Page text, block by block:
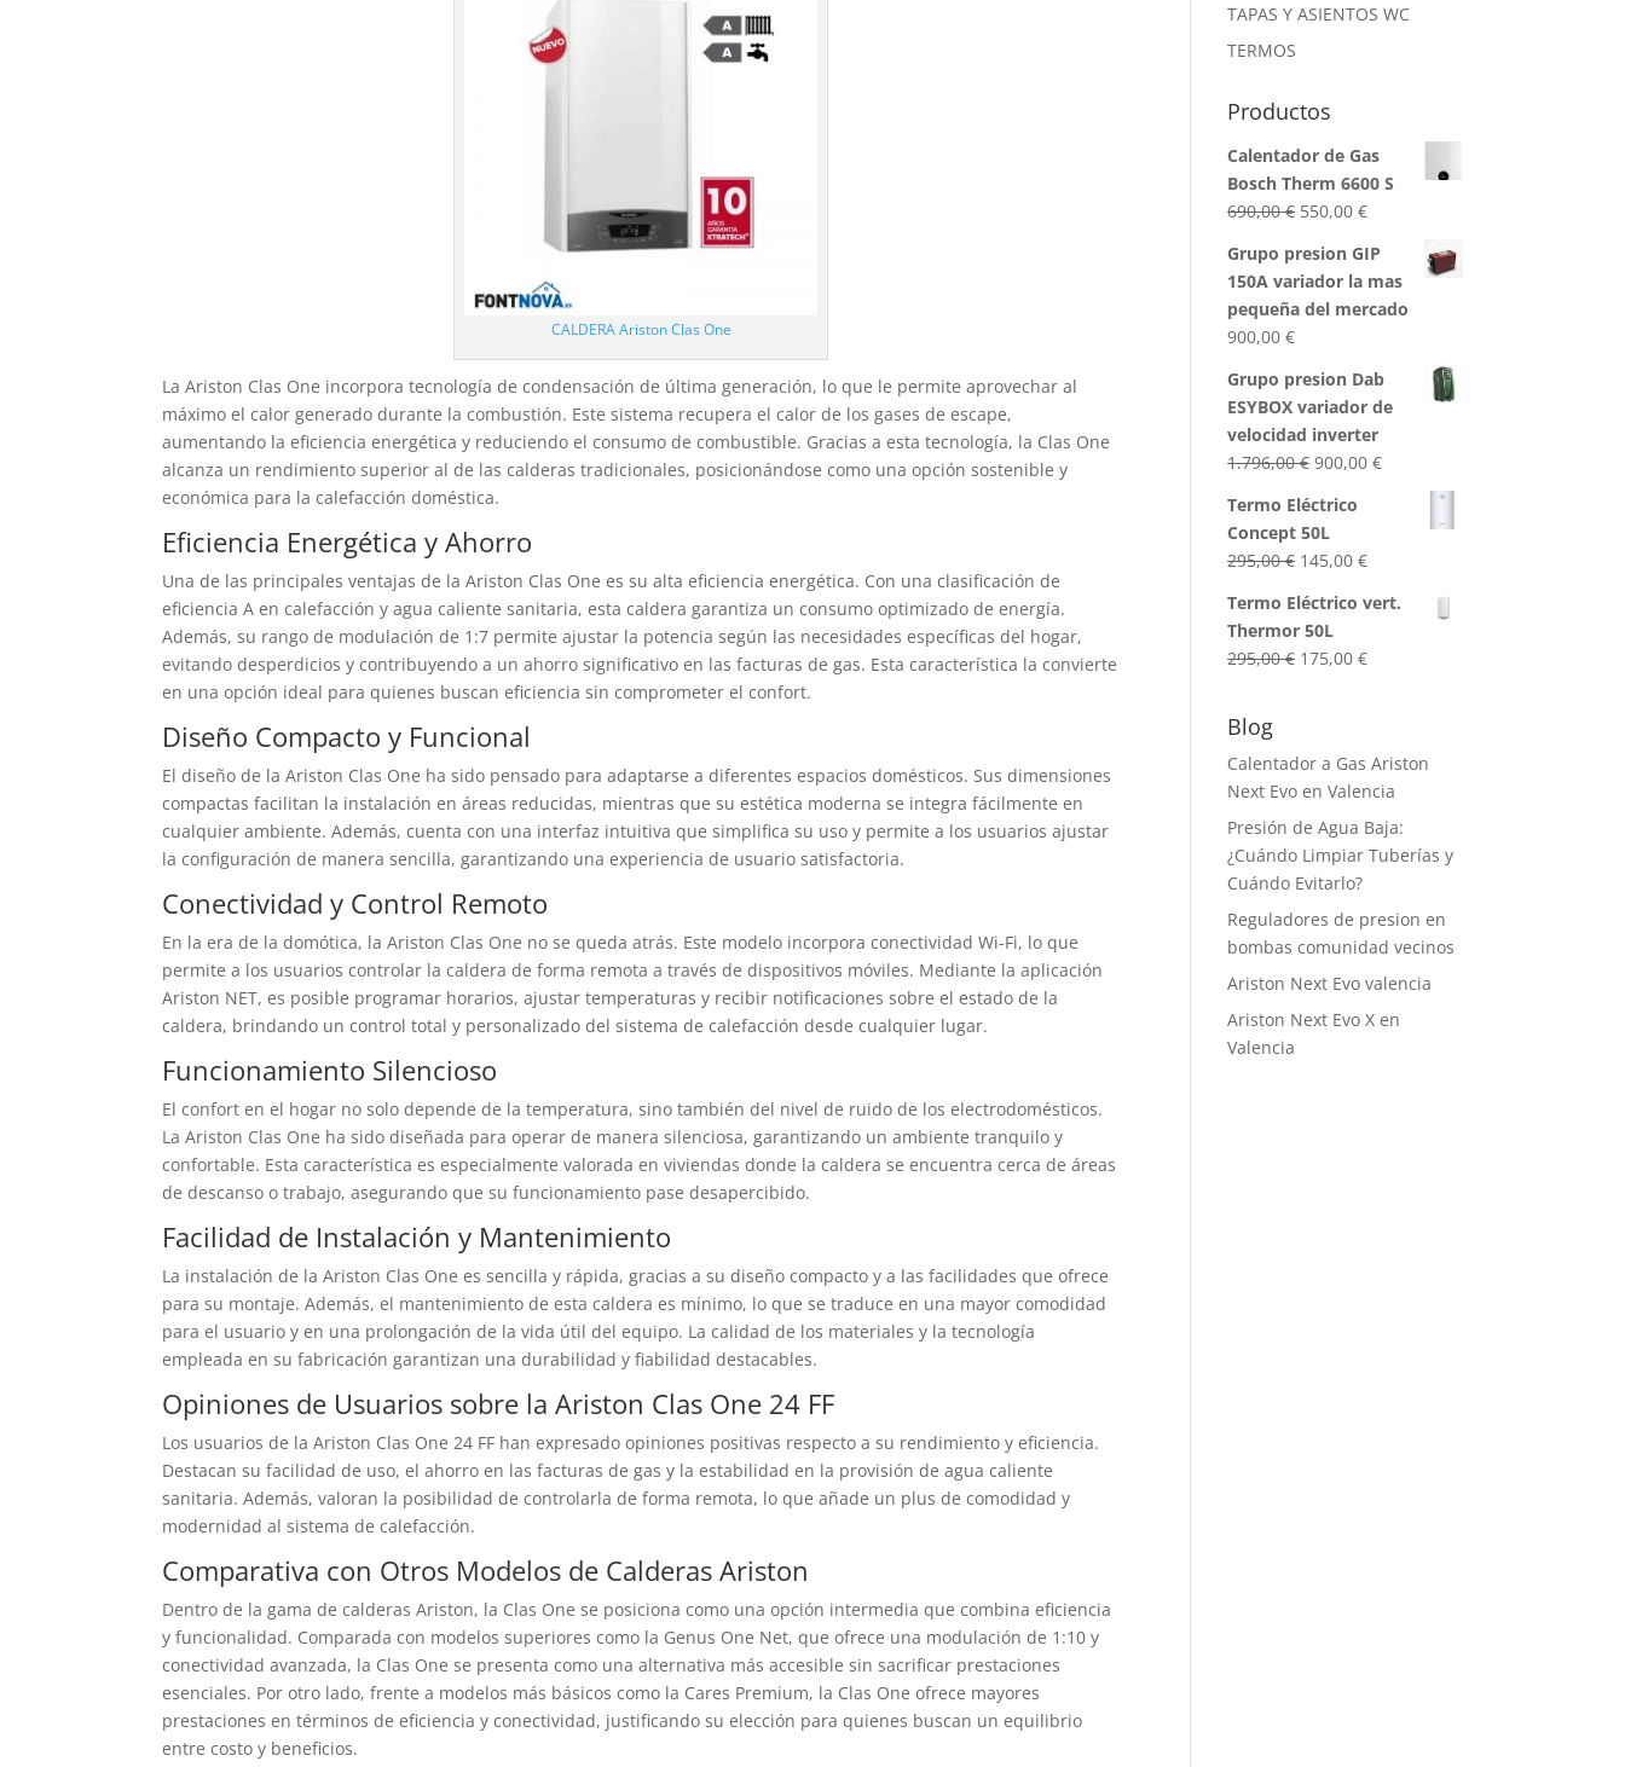
CALDERA Ariston Clas One
La Ariston Clas One incorpora tecnología de condensación de última generación, lo que le permite aprovechar al
máximo el calor generado durante la combustión. Este sistema recupera el calor de los gases de escape,
aumentando la eficiencia energética y reduciendo el consumo de combustible. Gracias a esta tecnología, la Clas One
alcanza un rendimiento superior al de las calderas tradicionales, posicionándose como una opción sostenible y
económica para la calefacción doméstica.
Eficiencia Energética y Ahorro
Una de las principales ventajas de la Ariston Clas One es su alta eficiencia energética. Con una clasificación de
eficiencia A en calefacción y agua caliente sanitaria, esta caldera garantiza un consumo optimizado de energía.
Además, su rango de modulación de 1:7 permite ajustar la potencia según las necesidades específicas del hogar,
evitando desperdicios y contribuyendo a un ahorro significativo en las facturas de gas. Esta característica la convierte
en una opción ideal para quienes buscan eficiencia sin comprometer el confort.
Diseño Compacto y Funcional
El diseño de la Ariston Clas One ha sido pensado para adaptarse a diferentes espacios domésticos. Sus dimensiones
compactas facilitan la instalación en áreas reducidas, mientras que su estética moderna se integra fácilmente en
cualquier ambiente. Además, cuenta con una interfaz intuitiva que simplifica su uso y permite a los usuarios ajustar
la configuración de manera sencilla, garantizando una experiencia de usuario satisfactoria.
Conectividad y Control Remoto
En la era de la domótica, la Ariston Clas One no se queda atrás. Este modelo incorpora conectividad Wi-Fi, lo que
permite a los usuarios controlar la caldera de forma remota a través de dispositivos móviles. Mediante la aplicación
Ariston NET, es posible programar horarios, ajustar temperaturas y recibir notificaciones sobre el estado de la
caldera, brindando un control total y personalizado del sistema de calefacción desde cualquier lugar.
Funcionamiento Silencioso
El confort en el hogar no solo depende de la temperatura, sino también del nivel de ruido de los electrodomésticos.
La Ariston Clas One ha sido diseñada para operar de manera silenciosa, garantizando un ambiente tranquilo y
confortable. Esta característica es especialmente valorada en viviendas donde la caldera se encuentra cerca de áreas
de descanso o trabajo, asegurando que su funcionamiento pase desapercibido.
Facilidad de Instalación y Mantenimiento
La instalación de la Ariston Clas One es sencilla y rápida, gracias a su diseño compacto y a las facilidades que ofrece
para su montaje. Además, el mantenimiento de esta caldera es mínimo, lo que se traduce en una mayor comodidad
para el usuario y en una prolongación de la vida útil del equipo. La calidad de los materiales y la tecnología
empleada en su fabricación garantizan una durabilidad y fiabilidad destacables.
Opiniones de Usuarios sobre la Ariston Clas One 24 FF
Los usuarios de la Ariston Clas One 24 FF han expresado opiniones positivas respecto a su rendimiento y eficiencia.
Destacan su facilidad de uso, el ahorro en las facturas de gas y la estabilidad en la provisión de agua caliente
sanitaria. Además, valoran la posibilidad de controlarla de forma remota, lo que añade un plus de comodidad y
modernidad al sistema de calefacción.
Comparativa con Otros Modelos de Calderas Ariston
Dentro de la gama de calderas Ariston, la Clas One se posiciona como una opción intermedia que combina eficiencia
y funcionalidad. Comparada con modelos superiores como la Genus One Net, que ofrece una modulación de 1:10 y
conectividad avanzada, la Clas One se presenta como una alternativa más accesible sin sacrificar prestaciones
esenciales. Por otro lado, frente a modelos más básicos como la Cares Premium, la Clas One ofrece mayores
prestaciones en términos de eficiencia y conectividad, justificando su elección para quienes buscan un equilibrio
entre costo y beneficios.
TAPAS Y ASIENTOS WC
TERMOS
Productos
Calentador de Gas
Bosch Therm 6600 S
690,00€ El
original
era:
690,00 €.
550,00€El
actual
es:
550,00 €.
Grupo presion GIP
150A variador la mas
pequeña del mercado
900,00€
Grupo presion Dab
ESYBOX variador de
velocidad inverter
1.796,00€ El
original
era:
1.796,00 €.
900,00€El
precio
Termo Eléctrico
Concept 50L
295,00€ El
original
era:
295,00 €.
145,00€El
actual
145,00 €.
Termo Eléctrico vert.
Thermor 50L
295,00€ El
295,00 €.
175,00€El
175,00 €.
Blog
Calentador a Gas Ariston
Next Evo en Valencia
Presión de Agua Baja:
¿Cuándo Limpiar Tuberías y
Cuándo Evitarlo?
Reguladores de presion en
bombas comunidad vecinos
Ariston Next Evo valencia
Ariston Next Evo X en
Valencia